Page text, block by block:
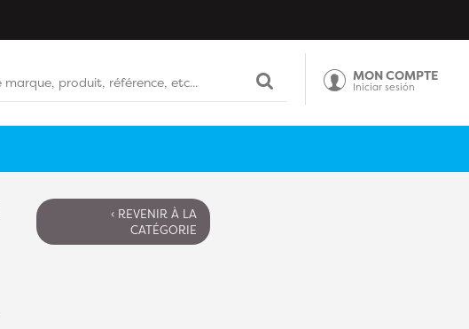
MON COMPTE
Iniciar sesión
‹ REVENIR À LA
CATÉGORIE